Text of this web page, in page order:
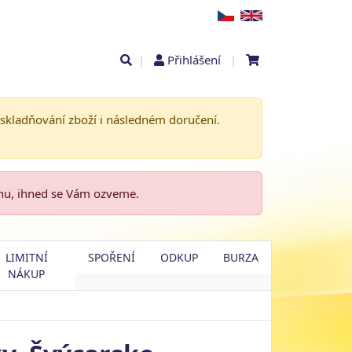
| Přihlášení |
zboží i následném doručení.
ihned se Vám ozveme.
LIMITNÍ
NÁKUP
SPOŘENÍ ODKUP BURZA